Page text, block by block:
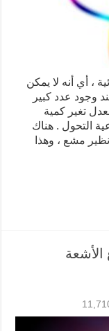
، أي أنه لا يمكن
وجود عدد كبير
تغير كمية
التحول . هناك
مشع ، وهذا
الأشعة